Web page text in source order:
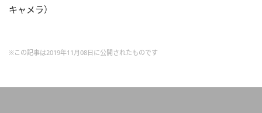
キャメラ）
※この記事は2019年11月08日に公開されたものです